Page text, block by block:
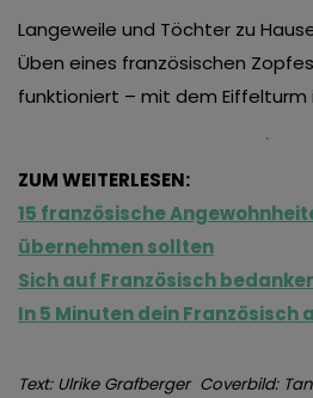
Langeweile und Töchter zu
Üben eines französischen
funktioniert – mit dem Eiffelturm
ZUM WEITERLESEN:
15 französische
übernehmen sollten
Sich auf Französisch
In 5 Minuten dein Französisch
Text: Ulrike Grafberger Coverbild: